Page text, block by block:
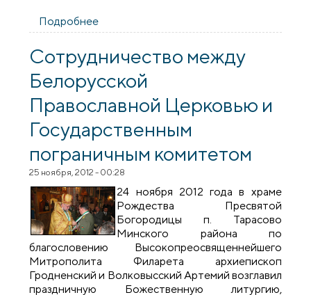
Подробнее
Сотрудничество между
Белорусской
Православной Церковью и
Государственным
пограничным комитетом
25 ноября, 2012 - 00:28
24 ноября 2012 года в храме
Рождества Пресвятой
Богородицы п. Тарасово
Минского района по
благословению Высокопреосвященнейшего
Митрополита Филарета архиепископ
Гродненский и Волковысский Артемий возглавил
праздничную Божественную литургию,